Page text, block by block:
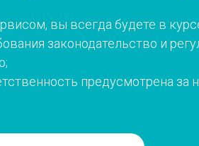
вы всегда будете в
законодательство и
предусмотрена за